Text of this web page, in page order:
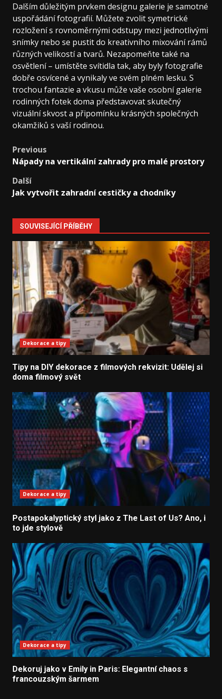
Dalším důležitým prvkem designu galerie je samotné
uspořádání fotografií. Můžete zvolit symetrické
rozložení s rovnoměrnými odstupy mezi jednotlivými
snímky nebo se pustit do kreativního mixování rámů
různých velikostí a tvarů. Nezapomeňte také na
osvětlení – umístěte svítidla tak, aby byly fotografie
dobře osvícené a vynikaly ve svém plném lesku. S
trochou fantazie a vkusu může vaše osobní galerie
rodinných fotek doma představovat skutečný
vizuální skvost a připomínku krásných společných
okamžiků s vaší rodinou.
Post
navigation
Previous
Nápady na vertikální zahrady pro malé prostory
Další
Jak vytvořit zahradní cestičky a chodníky
SOUVISEJÍCÍ PŘÍBĚHY
Dekorace a tipy
Tipy na DIY dekorace z filmových rekvizit: Udělej si
doma filmový svět
Dekorace a tipy
Postapokalyptický styl jako z The Last of Us? Ano, i
to jde stylově
Dekorace a tipy
Dekoruj jako v Emily in Paris: Elegantní chaos s
francouzským šarmem